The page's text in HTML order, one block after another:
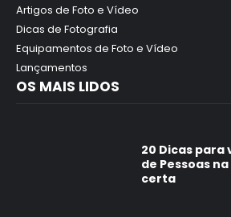
Artigos de Foto e Vídeo
Dicas de Fotografia
Equipamentos de Foto e Vídeo
Lançamentos
OS MAIS LIDOS
20 Dicas para
de Pessoas
certa